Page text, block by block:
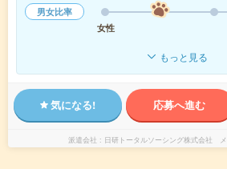
男女比率
女性
もっと見る
気になる! 応募へ進む
派遣会社 日研トータルソーシング株式会社